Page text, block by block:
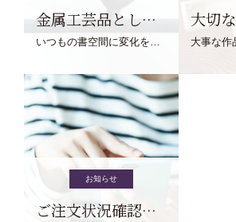
金属工芸品としての文鎮
いつもの書空間に変化を与えてくれる、見ているだけで愉しくなる金属工芸品の文鎮をご紹介します。
お知らせ
ご注文状況確認について